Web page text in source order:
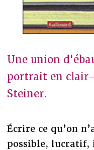
Une union
portrait en clair-
Steiner.
Écrire ce qu’on
possible, lucratif,